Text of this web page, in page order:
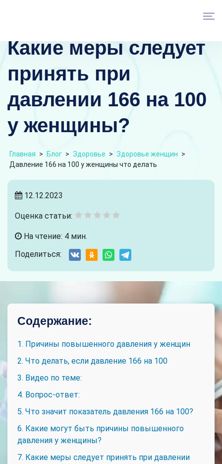
Какие меры следует
принять при
давлении 166 на 100
у женщины?
Главная > Блог > Здоровье > Здоровье женщин >
Давление 166 на 100 у женщины что делать
12.12.2023
Оценка статьи:
На чтение: 4 мин.
Поделиться:
Содержание:
1. Причины повышенного давления у женщин
2. Что делать, если давление 166 на 100
3. Видео по теме:
4. Вопрос-ответ:
5. Что значит показатель давления 166 на 100?
6. Какие могут быть причины повышенного
давления у женщины?
7. Какие меры следует принять при давлении